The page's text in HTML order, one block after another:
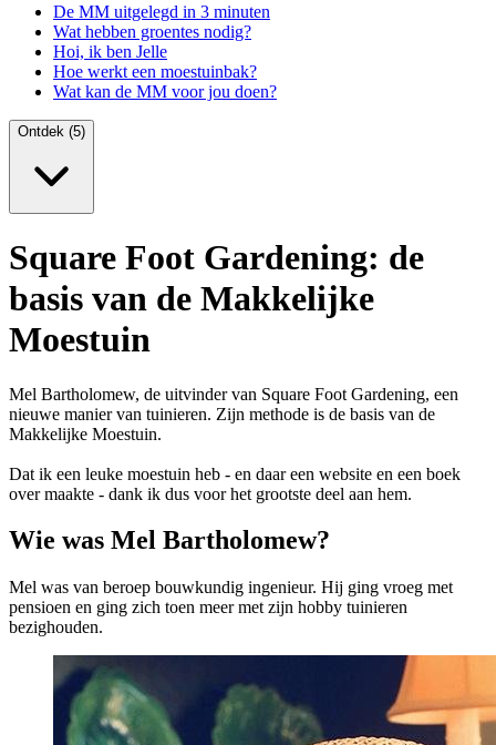
De MM uitgelegd in 3 minuten
Wat hebben groentes nodig?
Hoi, ik ben Jelle
Hoe werkt een moestuinbak?
Wat kan de MM voor jou doen?
Ontdek (5)
Square Foot Gardening: de
basis van de Makkelijke
Moestuin
Mel Bartholomew, de uitvinder van Square Foot Gardening, een
nieuwe manier van tuinieren. Zijn methode is de basis van de
Makkelijke Moestuin.
Dat ik een leuke moestuin heb - en daar een website en een boek
over maakte - dank ik dus voor het grootste deel aan hem.
Wie was Mel Bartholomew?
Mel was van beroep bouwkundig ingenieur. Hij ging vroeg met
pensioen en ging zich toen meer met zijn hobby tuinieren
bezighouden.